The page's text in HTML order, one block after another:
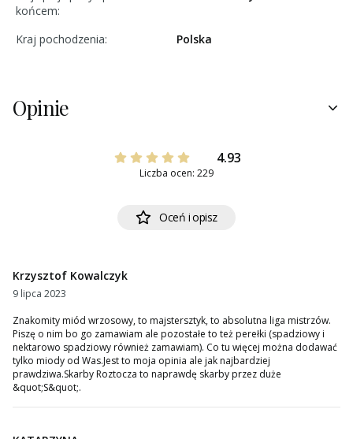
końcem:
Kraj pochodzenia: Polska
Opinie
4.93
Liczba ocen: 229
Oceń i opisz
Krzysztof Kowalczyk
9 lipca 2023
Znakomity miód wrzosowy, to majstersztyk, to absolutna liga mistrzów.
Piszę o nim bo go zamawiam ale pozostałe to też perełki (spadziowy i
nektarowo spadziowy również zamawiam). Co tu więcej można dodawać
tylko miody od Was.Jest to moja opinia ale jak najbardziej
prawdziwa.Skarby Roztocza to naprawdę skarby przez duże
&quot;S&quot;.